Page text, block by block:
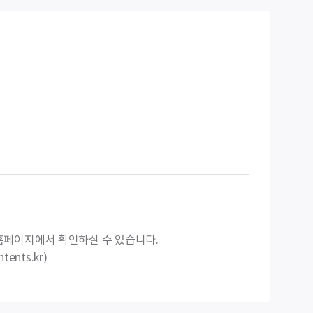
이지에서 확인하실 수 있습니다.